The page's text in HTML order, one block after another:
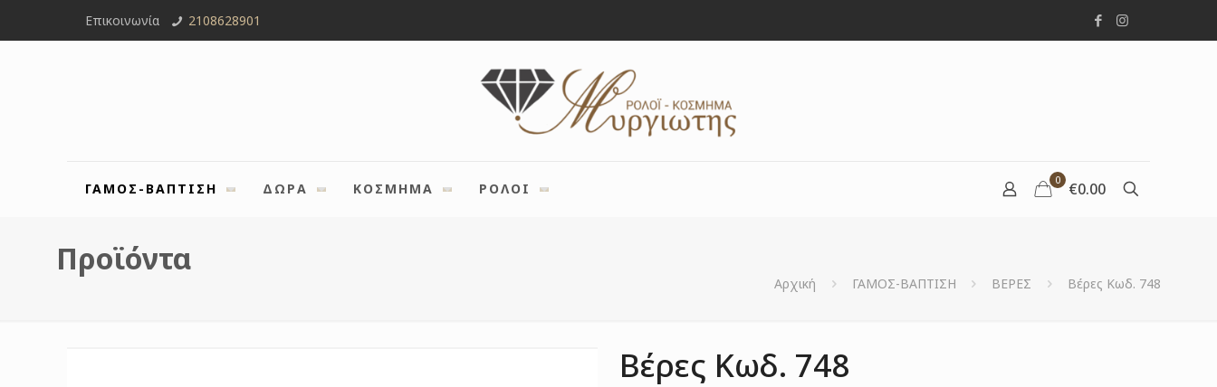
Επικοινωνία 2108628901
ΓΑΜΟΣ-ΒΑΠΤΙΣΗ ΔΩΡΑ ΚΟΣΜΗΜΑ ΡΟΛΟΙ
0 €0.00
Προϊόντα
Αρχική ΓΑΜΟΣ-ΒΑΠΤΙΣΗ ΒΕΡΕΣ Βέρες Κωδ. 748
Βέρες Κωδ. 748